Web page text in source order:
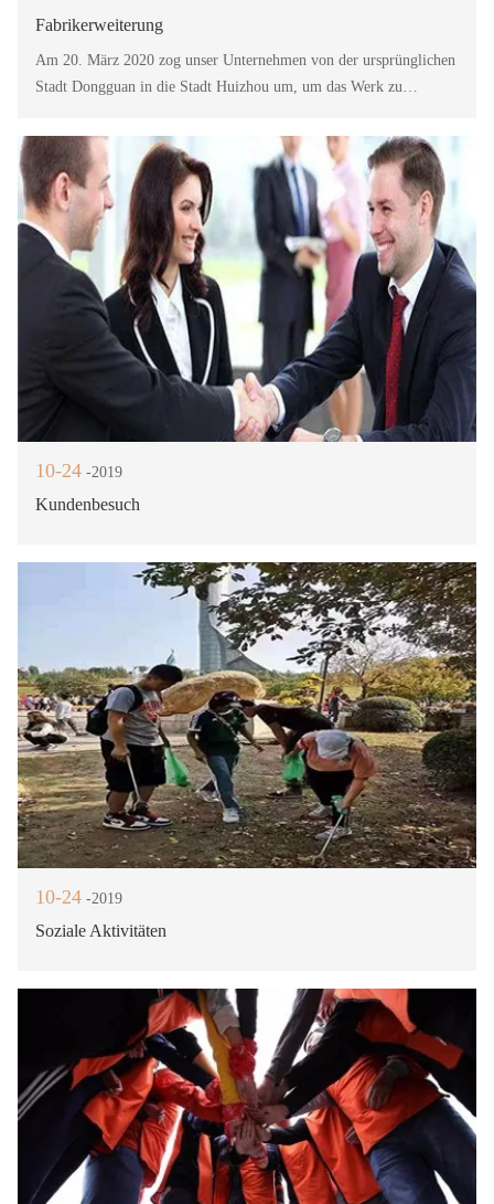
Fabrikerweiterung
Am 20. März 2020 zog unser Unternehmen von der ursprünglichen
Stadt Dongguan in die Stadt Huizhou um, um das Werk zu
10-24 -2019
Kundenbesuch
10-24 -2019
Soziale Aktivitäten